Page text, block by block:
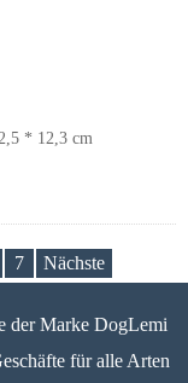
* 12,3 cm
7 Nächste
der Marke DogLemi
für alle Arten